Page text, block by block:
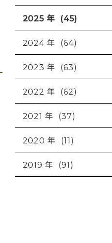
2025 年 (45)
2024 年 (64)
2023 年 (63)
2022 年 (62)
2021 年 (37)
2020 年 (11)
2019 年 (91)